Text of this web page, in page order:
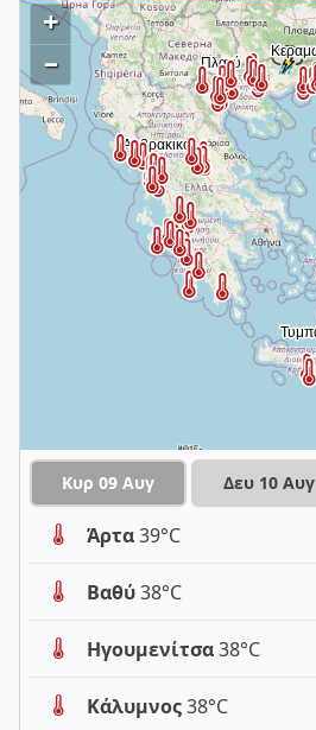
+
–
Κυρ 09 Αυγ Δευ 10 Αυγ
Άρτα39°C
Βαθύ38°C
Ηγουμενίτσα38°C
Κάλυμνος38°C